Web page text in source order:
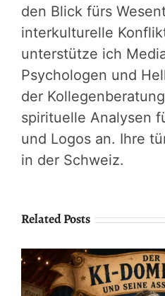
den Blick fürs
interkulturelle
unterstütze ich
Psychologen und
der
spirituelle Analysen
und Logos an. Ihre
in der Schweiz.
Related Posts